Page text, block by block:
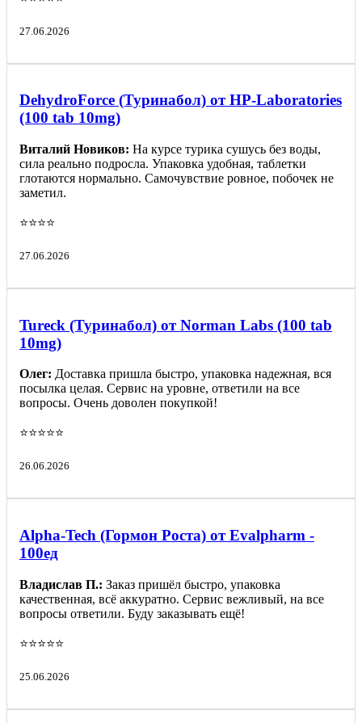
27.06.2026
DehydroForce (Туринабол) от HP-Laboratories
(100 tab 10mg)
Виталий Новиков: На курсе турика сушусь без воды,
сила реально подросла. Упаковка удобная, таблетки
глотаются нормально. Самочувствие ровное, побочек не
заметил.
⭐️⭐️⭐️⭐️
27.06.2026
Tureck (Туринабол) от Norman Labs (100 tab
10mg)
Олег: Доставка пришла быстро, упаковка надежная, вся
посылка целая. Сервис на уровне, ответили на все
вопросы. Очень доволен покупкой!
⭐️⭐️⭐️⭐️⭐️
26.06.2026
Alpha-Tech (Гормон Роста) от Evalpharm -
100ед
Владислав П.: Заказ пришёл быстро, упаковка
качественная, всё аккуратно. Сервис вежливый, на все
вопросы ответили. Буду заказывать ещё!
⭐️⭐️⭐️⭐️⭐️
25.06.2026